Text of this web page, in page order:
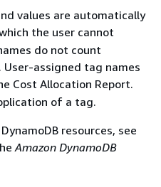
values are automatically
the user cannot
do not count
assigned tag names
Cost Allocation Report.
of a tag.
resources, see
Amazon DynamoDB